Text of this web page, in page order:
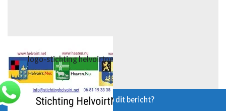
logo-stichting helvoirtnet.fw
Reageren op dit bericht?